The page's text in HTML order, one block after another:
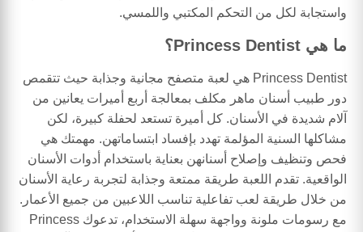
واستجابة لكل من التحكم المكتبي واللمسي.
ما هي Princess Dentist؟
Princess Dentist هي لعبة متصفح مجانية وجذابة حيث تتقمص
دور طبيب أسنان ماهر مكلف بمعالجة أربع أميرات يعانين من
آلام شديدة في الأسنان. كل أميرة تستعد لحفلة كبيرة، لكن
مشاكلها السنية المؤلمة تهدد بإفساد ابتساماتهن. مهمتك هي
فحص وتنظيف وإصلاح أسنانهن بعناية باستخدام أدوات الأسنان
الواقعية. تقدم اللعبة طريقة ممتعة وجذابة لتجربة رعاية الأسنان
من خلال طريقة لعب تفاعلية تناسب اللاعبين من جميع الأعمار.
مع رسومات ملونة وواجهة سهلة الاستخدام، تدعوك Princess